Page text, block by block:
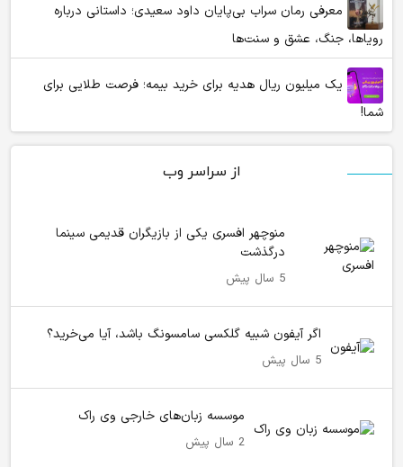
معرفی رمان سراب بی‌پایان داود سعیدی؛ داستانی درباره
رویاها، جنگ، عشق و سنت‌ها
یک میلیون ریال هدیه برای خرید بیمه؛ فرصت طلایی برای
شما!
از سراسر وب
منوچهر افسری یکی از بازیگران قدیمی سینما
درگذشت
5 سال پیش
اگر آیفون شبیه گلکسی سامسونگ باشد، آیا می‌خرید؟
5 سال پیش
موسسه زبان‌های خارجی وی راک
2 سال پیش